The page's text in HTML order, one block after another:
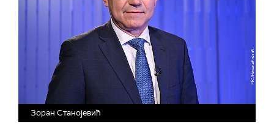
Зоран Станојевић